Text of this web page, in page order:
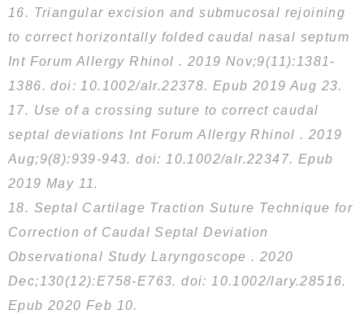
16. Triangular excision and submucosal rejoining
to correct horizontally folded caudal nasal septum
Int Forum Allergy Rhinol . 2019 Nov;9(11):1381-
1386. doi: 10.1002/alr.22378. Epub 2019 Aug 23.
17. Use of a crossing suture to correct caudal
septal deviations Int Forum Allergy Rhinol . 2019
Aug;9(8):939-943. doi: 10.1002/alr.22347. Epub
2019 May 11.
18. Septal Cartilage Traction Suture Technique for
Correction of Caudal Septal Deviation
Observational Study Laryngoscope . 2020
Dec;130(12):E758-E763. doi: 10.1002/lary.28516.
Epub 2020 Feb 10.